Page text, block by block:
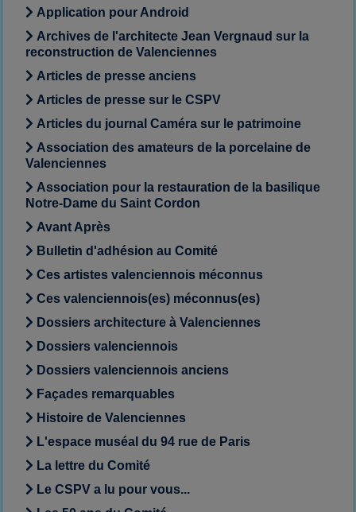
Application pour Android
Archives de l'architecte Jean Vergnaud sur la
reconstruction de Valenciennes
Articles de presse anciens
Articles de presse sur le CSPV
Articles du journal Caméra sur le patrimoine
Association des amateurs de la porcelaine de
Valenciennes
Association pour la restauration de la basilique
Notre-Dame du Saint Cordon
Avant Après
Bulletin d'adhésion au Comité
Ces artistes valenciennois méconnus
Ces valenciennois(es) méconnus(es)
Dossiers architecture à Valenciennes
Dossiers valenciennois
Dossiers valenciennois anciens
Façades remarquables
Histoire de Valenciennes
L'espace muséal du 94 rue de Paris
La lettre du Comité
Le CSPV a lu pour vous...